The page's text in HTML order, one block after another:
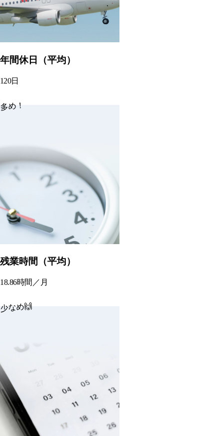
年間休日（平均）
120日
多め！
残業時間（平均）
18.86時間／月
少なめ🙌